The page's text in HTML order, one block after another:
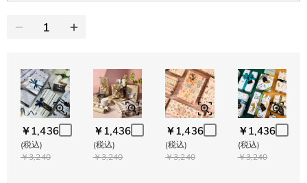
￥1,436
(税込)
￥3,240
￥1,436
(税込)
￥3,240
￥1,436
(税込)
￥3,240
￥1,436
(税込)
￥3,240